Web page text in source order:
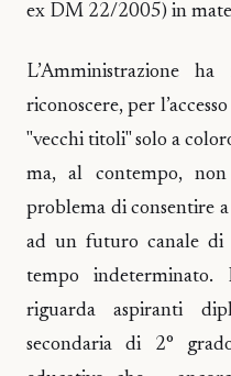
ex DM 22/2005) in
L’Amministrazione
riconoscere, per
"vecchi titoli" solo a
ma, al contempo,
problema di consentire
ad un futuro canale di
tempo indeterminato.
riguarda aspiranti
secondaria di 2°